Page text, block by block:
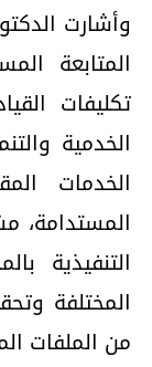
وأشارت
المتابعة
تكليفات
الخدمية
الخدمات
المستدامة،
التنفيذية
المختلفة
من الملفات